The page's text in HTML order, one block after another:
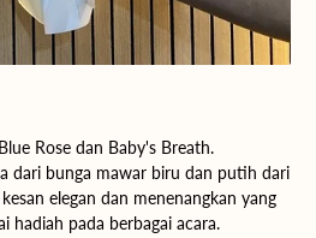
Rose dan Baby's Breath.
dari bunga mawar biru dan putih dari
elegan dan menenangkan yang
hadiah pada berbagai acara.